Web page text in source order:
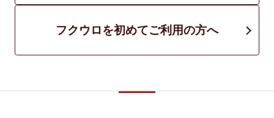
フクウロを初めてご利用の方へ